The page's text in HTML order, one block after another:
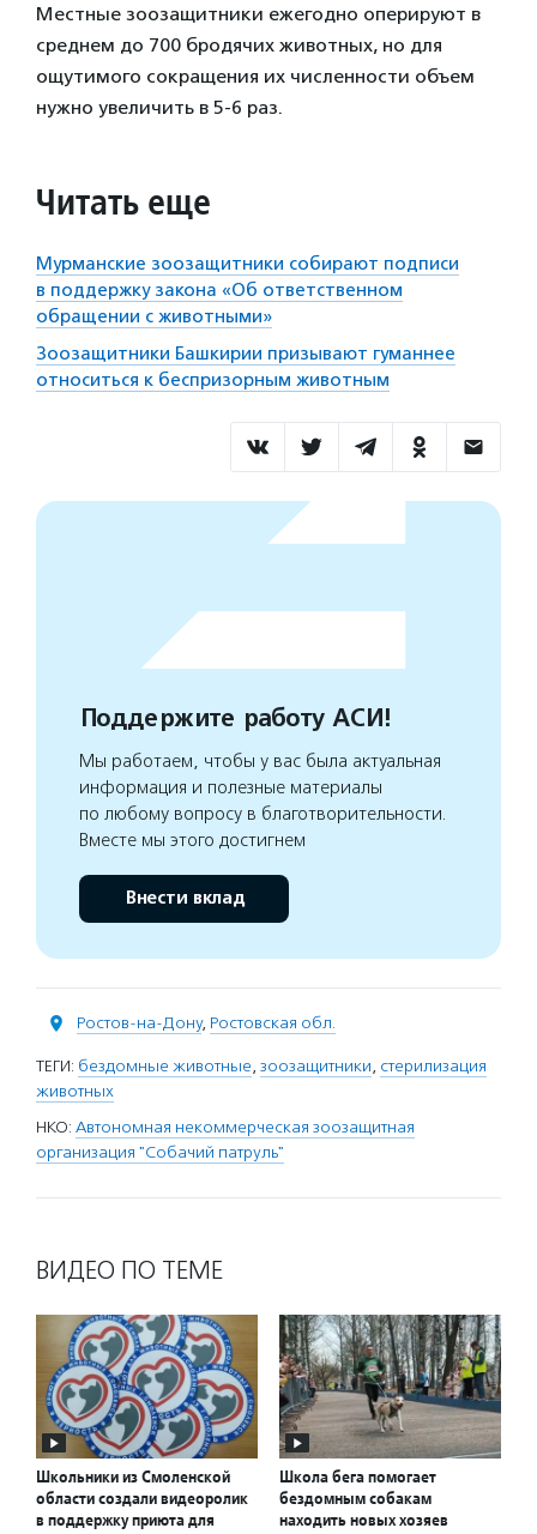
Местные зоозащитники ежегодно оперируют в
среднем до 700 бродячих животных, но для
ощутимого сокращения их численности объем
нужно увеличить в 5-6 раз.
Читать еще
Мурманские зоозащитники собирают подписи
в поддержку закона «Об ответственном
обращении с животными»
Зоозащитники Башкирии призывают гуманнее
относиться к беспризорным животным
Поддержите работу АСИ!
Мы работаем, чтобы у вас была актуальная
информация и полезные материалы
по любому вопросу в благотворительности.
Вместе мы этого достигнем
Внести вклад
Ростов-на-Дону, Ростовская обл.
ТЕГИ: бездомные животные, зоозащитники, стерилизация
животных
НКО: Автономная некоммерческая зоозащитная
организация "Собачий патруль"
ВИДЕО ПО ТЕМЕ
Школьники из Смоленской
области создали видеоролик
в поддержку приюта для
Школа бега помогает
бездомным собакам
находить новых хозяев